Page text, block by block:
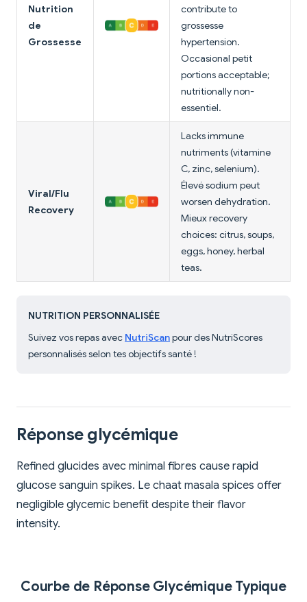
Nutrition
de
Grossesse
contribute to
grossesse
hypertension.
Occasional petit
portions acceptable;
nutritionally non-
essentiel.
Viral/Flu
Recovery
Lacks immune
nutriments (vitamine
C, zinc, selenium).
Élevé sodium peut
worsen dehydration.
Mieux recovery
choices: citrus, soups,
eggs, honey, herbal
teas.
NUTRITION PERSONNALISÉE
Suivez vos repas avec NutriScanpour des NutriScores
personnalisés selon tes objectifs santé !
Réponse glycémique
Refined glucides avec minimal fibres cause rapid
glucose sanguin spikes. Le chaat masala spices offer
negligible glycemic benefit despite their flavor
intensity.
Courbe de Réponse Glycémique Typique